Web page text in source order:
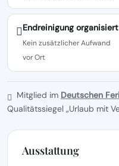
Endreinigung organisiert
Kein zusätzlicher Aufwand
vor Ort
Mitglied im Deutschen
Qualitätssiegel „Urlaub mit
Ausstattung